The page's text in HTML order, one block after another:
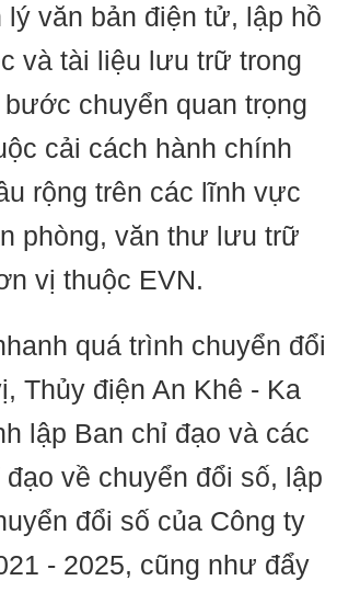
lý văn bản điện tử, lập hồ
và tài liệu lưu trữ trong
chuyển quan trọng
cải cách hành chính
rộng trên các lĩnh vực
phòng, văn thư lưu trữ
vị thuộc EVN.
quá trình chuyển đổi
Thủy điện An Khê - Ka
lập Ban chỉ đạo và các
về chuyển đổi số, lập
đổi số của Công ty
- 2025, cũng như đẩy